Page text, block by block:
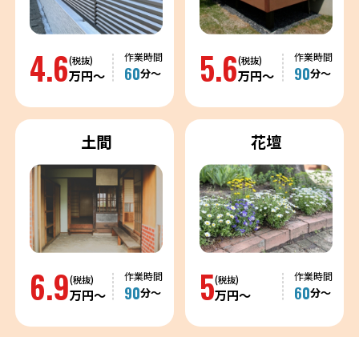
4.6(税抜)
万円〜
作業時間
60分〜 5.6(税抜)
万円〜
作業時間
90分〜
土間
6.9(税抜)
万円〜
作業時間
90分〜
花壇
5(税抜)
万円〜
作業時間
60分〜